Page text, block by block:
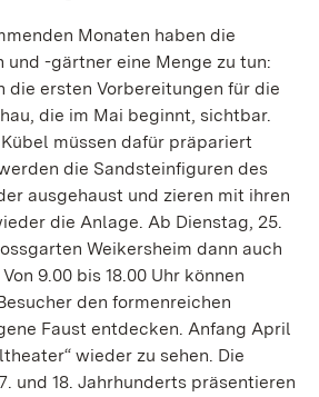
Monaten haben die
und -gärtner eine Menge zu tun:
die ersten Vorbereitungen für die
die im Mai beginnt, sichtbar.
müssen dafür präpariert
die Sandsteinfiguren des
ausgehaust und zieren mit ihren
die Anlage. Ab Dienstag, 25.
Weikersheim dann auch
9.00 bis 18.00 Uhr können
den formenreichen
Faust entdecken. Anfang April
wieder zu sehen. Die
und 18. Jahrhunderts präsentieren